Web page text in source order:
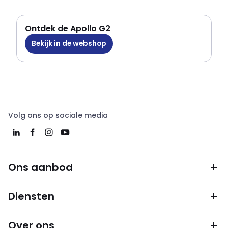
Ontdek de Apollo G2
Bekijk in de webshop
Volg ons op sociale media
Ons aanbod
Diensten